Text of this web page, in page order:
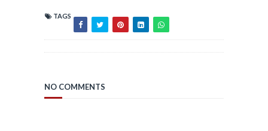
TAGS
NO COMMENTS